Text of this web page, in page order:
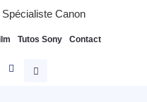
Spécialiste Canon
Tutos Sony Contact